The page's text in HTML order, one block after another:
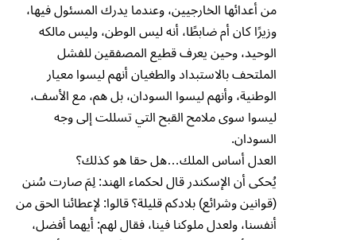
من أعدائها الخارجيين، وعندما يدرك المسئول فيها،
وزيرًا كان أم ضابطًا، أنه ليس الوطن، وليس مالكه
الوحيد، وحين يعرف قطيع المصفقين للفشل
الملتحف بالاستبداد والطغيان أنهم ليسوا معيار
الوطنية، وأنهم ليسوا السودان، بل هم، مع الأسف،
ليسوا سوى ملامح القبح التي تسللت إلى وجه
السودان.
العدل أساس الملك…هل حقا هو كذلك؟
يُحكى أن الإسكندر قال لحكماء الهند: لِمَ صارت سُنن
(قوانين وشرائع) بلادكم قليلة؟ قالوا: لإعطائنا الحق من
أنفسنا، ولعدل ملوكنا فينا، فقال لهم: أيهما أفضل،